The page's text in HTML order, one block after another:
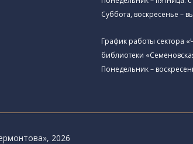
Суббота, воскресенье –
График работы сектора
библиотеки
Понедельник –
2026